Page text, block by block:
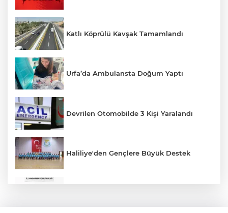
Katlı Köprülü Kavşak Tamamlandı
Urfa’da Ambulansta Doğum Yaptı
Devrilen Otomobilde 3 Kişi Yaralandı
Haliliye'den Gençlere Büyük Destek